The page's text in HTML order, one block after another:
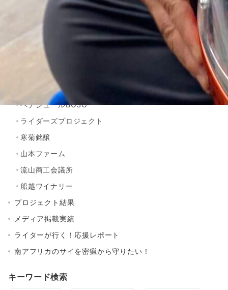
船越ワイナリー
プレスリリース
プロジェクトご紹介
CHIBA SAKE
ちばクラフトビアガーデン
キンセンス QUIT.S
ペナシュールBOSO
ライダーズプロジェクト
寒菊銘醸
山本ファーム
流山商工会議所
船越ワイナリー
プロジェクト結果
メディア掲載実績
ライターが行く！応援レポート
南アフリカのサイを密猟から守りたい！
キーワード検索